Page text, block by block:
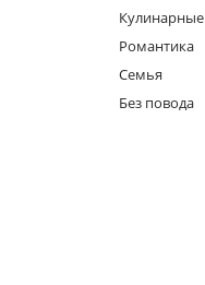
Кулинарные
Романтика
Семья
Без повода